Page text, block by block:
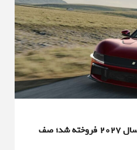
تمامی محصولات فراری تا پایان سال ۲۰۲۷ فروخته شد؛ صف